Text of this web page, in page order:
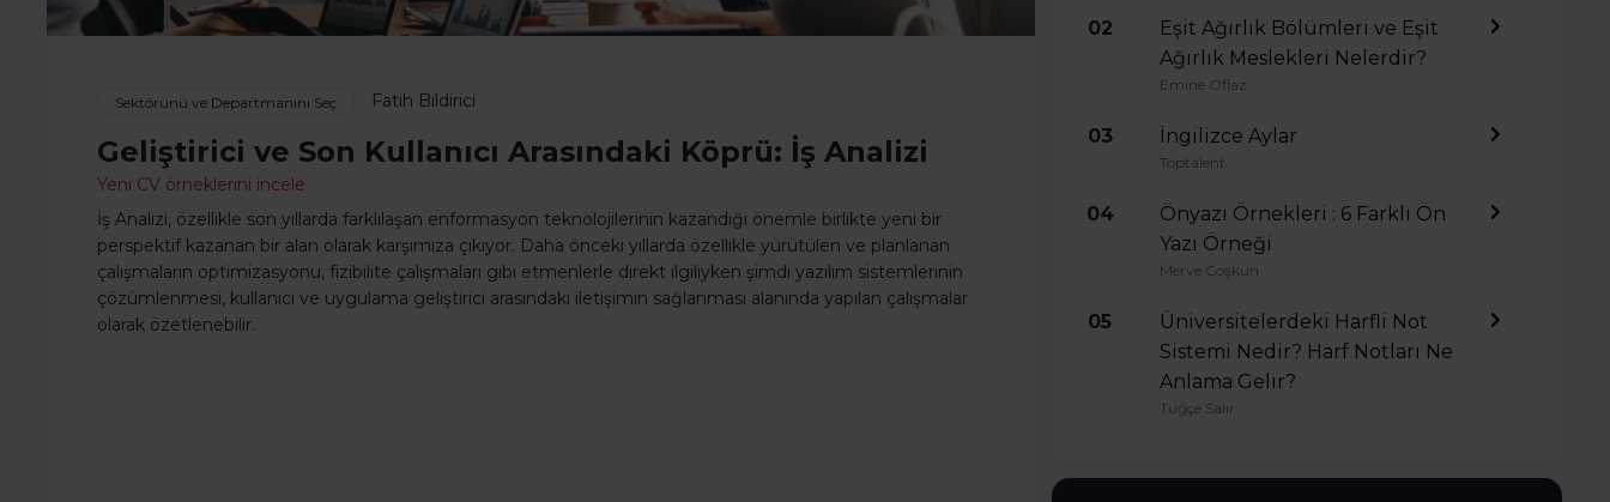
Sektörünü ve Departmanını Seç Fatih Bildirici
Geliştirici ve Son Kullanıcı Arasındaki Köprü: İş Analizi
Yeni CV örneklerini incele
İş Analizi, özellikle son yıllarda farklılaşan enformasyon teknolojilerinin kazandığı önemle birlikte yeni bir
perspektif kazanan bir alan olarak karşımıza çıkıyor. Daha önceki yıllarda özellikle yürütülen ve planlanan
çalışmaların optimizasyonu, fizibilite çalışmaları gibi etmenlerle direkt ilgiliyken şimdi yazılım sistemlerinin
çözümlenmesi, kullanıcı ve uygulama geliştirici arasındaki iletişimin sağlanması alanında yapılan çalışmalar
olarak özetlenebilir.
02
Eşit Ağırlık Bölümleri ve Eşit
Ağırlık Meslekleri Nelerdir?
Emine Oflaz
03 İngilizce Aylar
Toptalent
04
Önyazı Örnekleri : 6 Farklı Ön
Yazı Örneği
Merve Coşkun
05
Üniversitelerdeki Harfli Not
Sistemi Nedir? Harf Notları Ne
Anlama Gelir?
Tuğçe Salır